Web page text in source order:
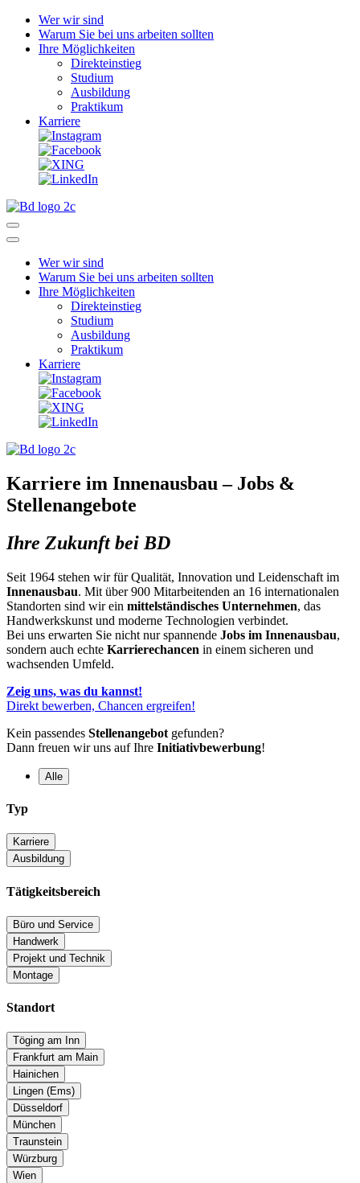
Wer wir sind
Warum Sie bei uns arbeiten sollten
Ihre Möglichkeiten
Direkteinstieg
Studium
Ausbildung
Praktikum
Karriere
Wer wir sind
Warum Sie bei uns arbeiten sollten
Ihre Möglichkeiten
Direkteinstieg
Studium
Ausbildung
Praktikum
Karriere
Karriere im Innenausbau – Jobs &
Stellenangebote
Ihre Zukunft bei BD
Seit 1964 stehen wir für Qualität, Innovation und Leidenschaft im
Innenausbau. Mit über 900 Mitarbeitenden an 16 internationalen
Standorten sind wir ein mittelständisches Unternehmen, das
Handwerkskunst und moderne Technologien verbindet.
Bei uns erwarten Sie nicht nur spannende Jobs im Innenausbau,
sondern auch echte Karrierechancen in einem sicheren und
wachsenden Umfeld.
Zeig uns, was du kannst!
Direkt bewerben, Chancen ergreifen!
Kein passendes Stellenangebot gefunden?
Dann freuen wir uns auf Ihre Initiativbewerbung!
Alle
Typ
Karriere
Ausbildung
Tätigkeitsbereich
Büro und Service
Handwerk
Projekt und Technik
Montage
Standort
Töging am Inn
Frankfurt am Main
Hainichen
Lingen (Ems)
Düsseldorf
München
Traunstein
Würzburg
Wien